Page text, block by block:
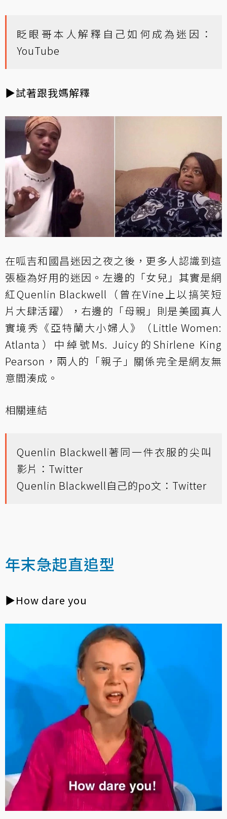
眨眼哥本人解釋自己如何成為迷因：
YouTube
▶試著跟我媽解釋
在呱吉和國昌迷因之夜之後，更多人認識到這
張極為好用的迷因。左邊的「女兒」其實是網
紅Quenlin Blackwell（曾在Vine上以搞笑短
片大肆活躍），右邊的「母親」則是美國真人
實境秀《亞特蘭大小婦人》（Little Women:
Atlanta）中綽號Ms. Juicy的Shirlene King
Pearson，兩人的「親子」關係完全是網友無
意間湊成。
相關連結
Quenlin Blackwell著同一件衣服的尖叫
影片： Twitter
Quenlin Blackwell自己的po文： Twitter
年末急起直追型
▶How dare you